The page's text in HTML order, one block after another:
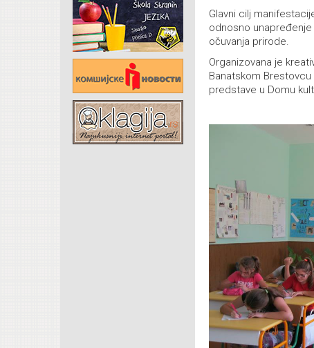
Glavni cilj
odnosno
očuvanja prirode.
Organizovana je
Banatskom
predstave u Domu